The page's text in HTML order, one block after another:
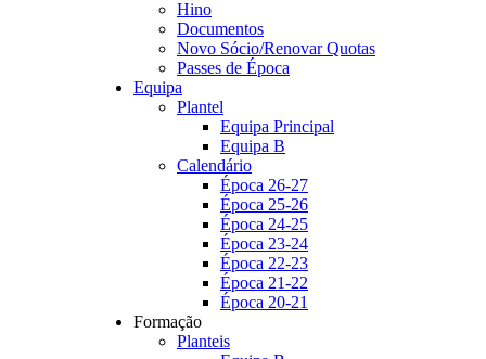
Hino
Documentos
Novo Sócio/Renovar Quotas
Passes de Época
Equipa
Plantel
Equipa Principal
Equipa B
Calendário
Época 26-27
Época 25-26
Época 24-25
Época 23-24
Época 22-23
Época 21-22
Época 20-21
Formação
Planteis